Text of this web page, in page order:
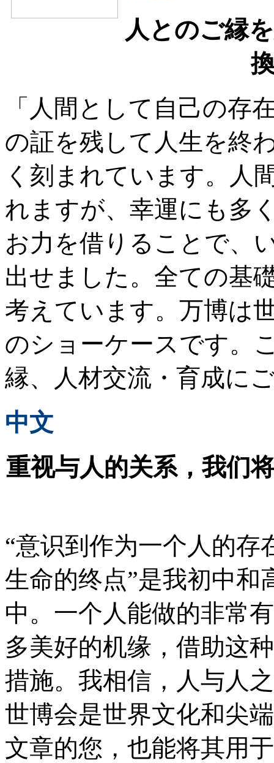
人とのご縁
「人間として自己の存
の証を残して人生を終
く刻まれています。人
れますが、幸運にも多
お力を借りることで、
出せました。全ての基
考えています。万博は
のショーケースです。
縁、人材交流・育成に
中文
重视与人的关系，我们
“意识到作为一个人的存
生命的终点”是我初中和
中。一个人能做的非常
多美好的机缘，借助这
措施。我相信，人与人
世博会是世界文化和尖
文章的您，也能将其用